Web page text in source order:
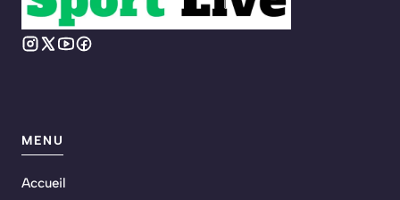
MENU
Accueil